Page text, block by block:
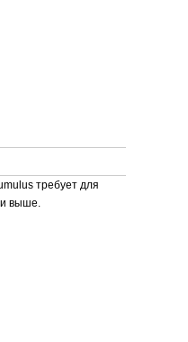
требует для
выше.